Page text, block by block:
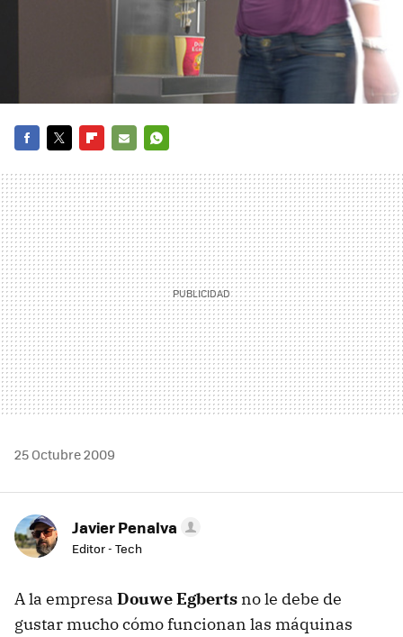
MAIL
25 Octubre 2009
Javier Penalva
Editor - Tech
A la empresa Douwe Egberts no le debe de
gustar mucho cómo funcionan las máquinas